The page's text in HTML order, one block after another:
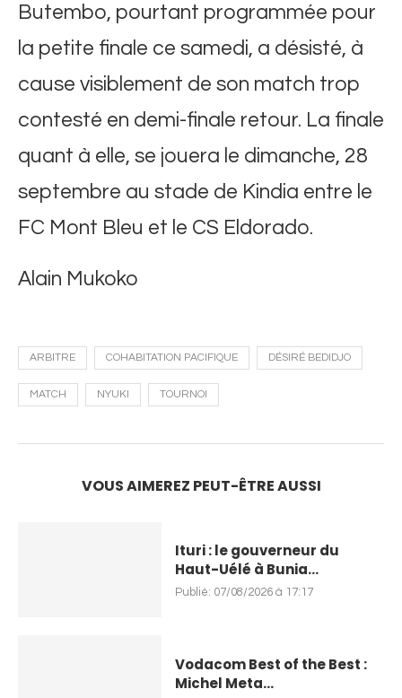
Butembo, pourtant programmée pour
la petite finale ce samedi, a désisté, à
cause visiblement de son match trop
contesté en demi-finale retour. La finale
quant à elle, se jouera le dimanche, 28
septembre au stade de Kindia entre le
FC Mont Bleu et le CS Eldorado.
Alain Mukoko
ARBITRE COHABITATION PACIFIQUE DÉSIRÉ BEDIDJO
MATCH NYUKI TOURNOI
VOUS AIMEREZ PEUT-ÊTRE AUSSI
Ituri : le gouverneur du
Haut-Uélé à Bunia...
Publié: 07/08/2026 à 17:17
Vodacom Best of the Best :
Michel Meta...